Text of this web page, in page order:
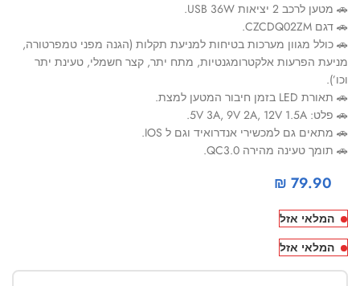
🚗 מטען לרכב 2 יציאות USB 36W.
🚗 דגם CZCDQ02ZM.
🚗 כולל מגוון מערכות בטיחות למניעת תקלות (הגנה מפני טמפרטורה,
מניעת הפרעות אלקטרומגנטיות, מתח יתר, קצר חשמלי, טעינת יתר
וכו’).
🚗 תאורת LED בזמן חיבור המטען למצת.
🚗 פלט: 5V 3A, 9V 2A, 12V 1.5A.
🚗 מתאים גם למכשירי אנדרואיד וגם ל IOS.
🚗 תומך טעינה מהירה QC3.0.
₪ 79.90
המלאי אזל
המלאי אזל